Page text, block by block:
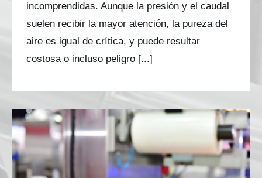
incomprendidas. Aunque la presión y el caudal
suelen recibir la mayor atención, la pureza del
aire es igual de crítica, y puede resultar
costosa o incluso peligro [...]